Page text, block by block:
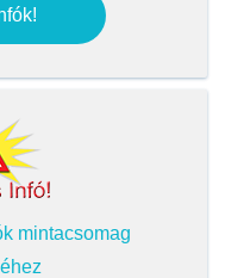
mintacsomag